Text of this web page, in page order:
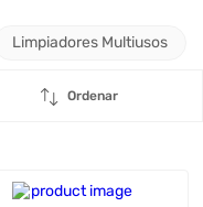
Limpiadores Multiusos
Ordenar